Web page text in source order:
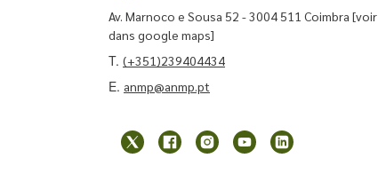
Av. Marnoco e Sousa 52 - 3004 511 Coimbra [voir
dans google maps]
T. (+351)239404434
E. anmp@anmp.pt